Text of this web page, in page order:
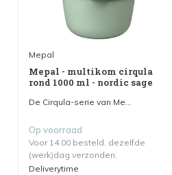
Mepal
Mepal - multikom cirqula
rond 1000 ml - nordic sage
De Cirqula-serie van Me...
Op voorraad
Voor 14.00 besteld, dezelfde
(werk)dag verzonden.
Deliverytime